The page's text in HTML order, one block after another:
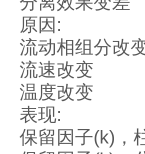
原因:
流动相组分改
流速改变
温度改变
表现:
保留因子(k)